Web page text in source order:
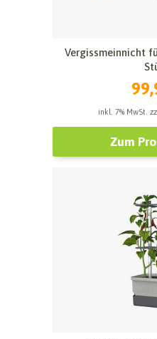
Vergissmeinnicht
inkl. 7% MwSt.
Zum